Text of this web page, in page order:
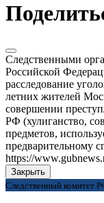
Следственными
Российской
расследование
летних жителей
совершении
РФ (хулиганство,
предметов,
предварительному
https://
Закрыть
Следственный комитет